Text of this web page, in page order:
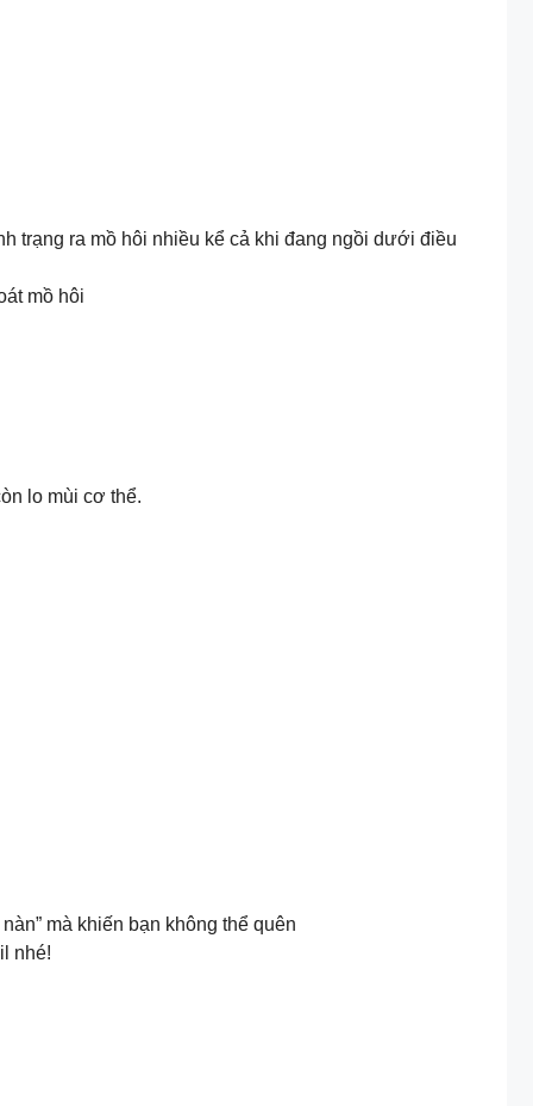
trạng ra mồ hôi nhiều kể cả khi đang ngồi dưới điều
mồ hôi
lo mùi cơ thể.
mà khiến bạn không thể quên
nhé!